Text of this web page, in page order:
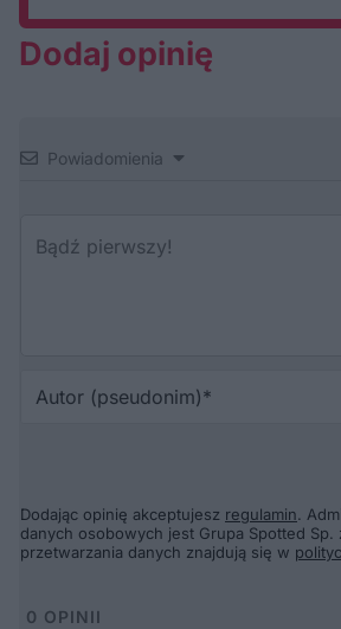
Dodaj opinię
Powiadomienia
Dodając opinię akceptujesz regulamin.
danych osobowych jest Grupa Spotted Sp.
przetwarzania danych znajdują się w
0 OPINII